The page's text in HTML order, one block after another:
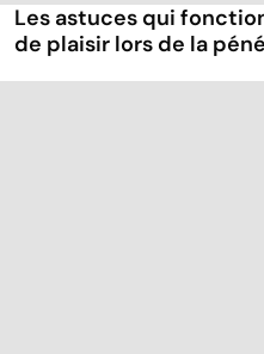
Les astuces qui
de plaisir lors de la